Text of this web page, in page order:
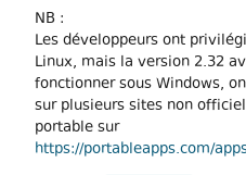
NB :
Les développeurs ont
Linux, mais la version 2.32
fonctionner sous Windows,
sur plusieurs sites non
portable sur
https://portableapps.com/